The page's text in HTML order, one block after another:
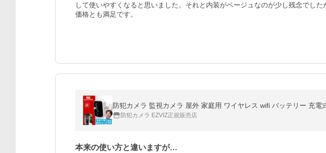
して使いやすくなると思いました。それと内装がベージュなのが少し残念でした
価格とも満足です。
防犯カメラ 監視カメラ 屋外 家庭用 ワイヤレス wifi バッテリー 充
防犯カメラ EZVIZ正規販売店
本来の使い方と違いますが…